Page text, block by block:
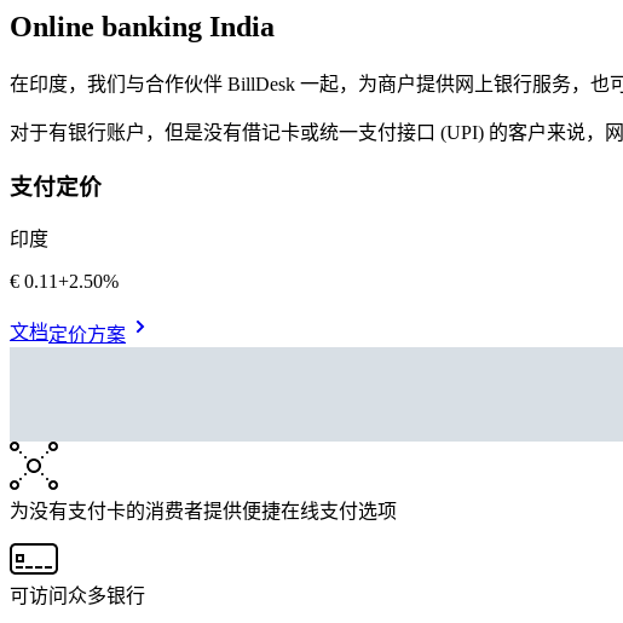
Online banking India
在印度，我们与合作伙伴 BillDesk 一起，为商户提供网上银行服务，也
对于有银行账户，但是没有借记卡或统一支付接口 (UPI) 的客户来说，
支付定价
印度
€0.11+2.50%
文档定价方案
为没有支付卡的消费者提供便捷在线支付选项
可访问众多银行